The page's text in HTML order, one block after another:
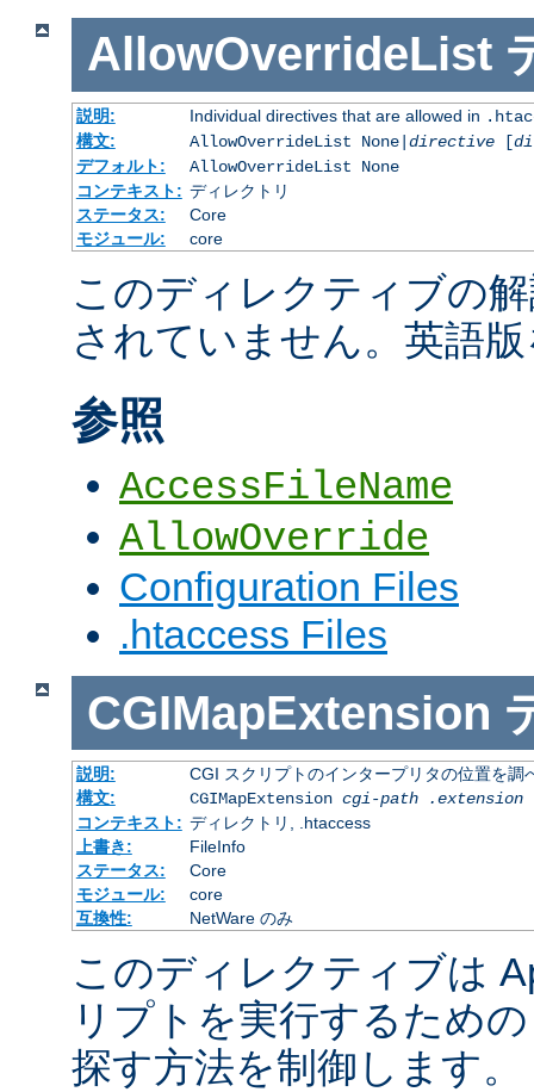
AllowOverrideList
説明: Individual directives that are allowed in
構文:
AllowOverrideList None| directive[
デフォルト:
AllowOverrideList None
コンテキスト: ディレクトリ
ステータス:
Core
モジュール:
core
このディレクティブの
されていません。英語
参照
AccessFileName
AllowOverride
Configuration Files
.htaccess Files
CGIMapExtension
説明:
CGI スクリプトのインタープリタの位置を調
構文:
CGIMapExtension cgi-path
.extension
コンテキスト: ディレクトリ, .htaccess
上書き:
FileInfo
ステータス:
Core
モジュール:
core
互換性:
NetWare のみ
このディレクティブは
リプトを実行するため
探す方法を制御します